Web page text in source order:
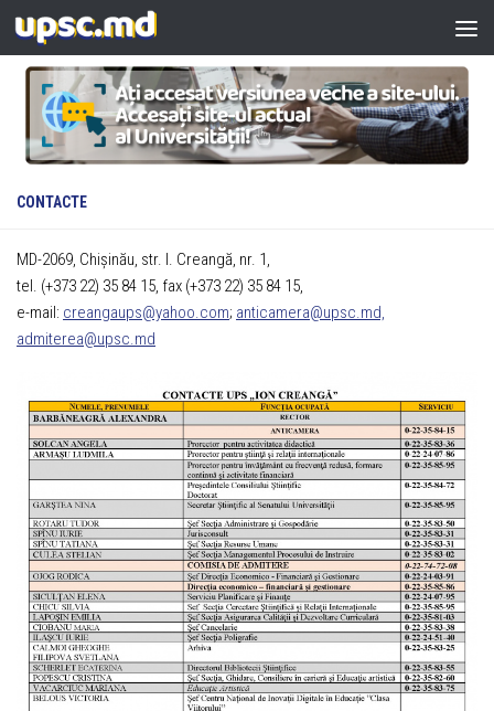
Skip to content
CONTACTE
MD-2069, Chișinău, str. I. Creangă, nr. 1,
tel. (+373 22) 35 84 15, fax (+373 22) 35 84 15,
e-mail: creangaups@yahoo.com; anticamera@upsc.md,
admiterea@upsc.md